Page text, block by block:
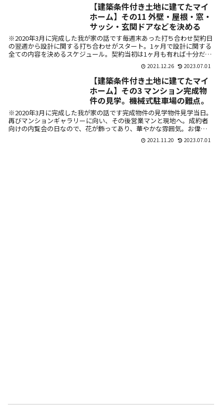
【建築条件付き土地に建てたマイ
ホーム】その11 外壁・屋根・窓・
サッシ・玄関ドアなどを決める
※2020年3月に完成した我が家の話です毎週末あった打ち合わせ契約日
の翌週から設計に関する打ち合わせがスタート。1ヶ月で設計に関する
全ての内容を決めるスケジュール。契約当初は1ヶ月も有れば十分だな
2021.12.26 2023.07.01
【建築条件付き土地に建てたマイ
ホーム】その3 マンション完成物
件の見学。機械式駐車場の難点。
※2020年3月に完成した我が家の話です完成物件の見学物件見学当日。
再びマンションギャラリーに向い、その後営業マンと現地へ。成約者
向けの内覧会の日なので、花が飾ってあり、華やかな雰囲気。お偉い
2021.11.20 2023.07.01